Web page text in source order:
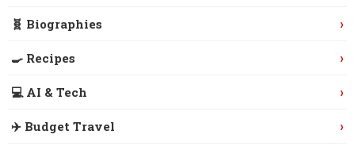
🧬 Biographies ›
🍳 Recipes ›
💻 AI & Tech ›
✈️ Budget Travel ›